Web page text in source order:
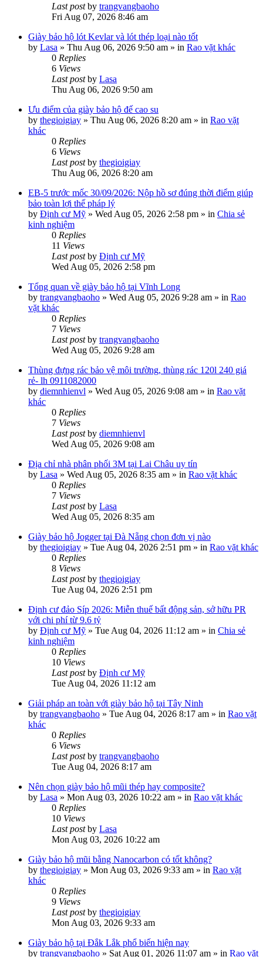
Last postby trangvangbaoho
Fri Aug 07, 2026 8:46 am
Giày bảo hộ lót Kevlar và lót thép loại nào tốt
by Lasa » Thu Aug 06, 2026 9:50 am » in Rao vặt khác
0 Replies
6 Views
Last postby Lasa
Thu Aug 06, 2026 9:50 am
Ưu điểm của giày bảo hộ đế cao su
by thegioigiay » Thu Aug 06, 2026 8:20 am » in Rao vặt
khác
0 Replies
6 Views
Last postby thegioigiay
Thu Aug 06, 2026 8:20 am
EB-5 trước mốc 30/09/2026: Nộp hồ sơ đúng thời điểm giúp
bảo toàn lợi thế pháp lý
by Định cư Mỹ » Wed Aug 05, 2026 2:58 pm » in Chia sẻ
kinh nghiệm
0 Replies
11 Views
Last postby Định cư Mỹ
Wed Aug 05, 2026 2:58 pm
Tổng quan về giày bảo hộ tại Vĩnh Long
by trangvangbaoho » Wed Aug 05, 2026 9:28 am » in Rao
vặt khác
0 Replies
7 Views
Last postby trangvangbaoho
Wed Aug 05, 2026 9:28 am
Thùng đựng rác bảo vệ môi trường, thùng rác 120l 240 giá
rẻ- lh 0911082000
by diemnhienvl » Wed Aug 05, 2026 9:08 am » in Rao vặt
khác
0 Replies
7 Views
Last postby diemnhienvl
Wed Aug 05, 2026 9:08 am
Địa chỉ nhà phân phối 3M tại Lai Châu uy tín
by Lasa » Wed Aug 05, 2026 8:35 am » in Rao vặt khác
0 Replies
7 Views
Last postby Lasa
Wed Aug 05, 2026 8:35 am
Giày bảo hộ Jogger tại Đà Nẵng chọn đơn vị nào
by thegioigiay » Tue Aug 04, 2026 2:51 pm » in Rao vặt khác
0 Replies
8 Views
Last postby thegioigiay
Tue Aug 04, 2026 2:51 pm
Định cư đảo Síp 2026: Miễn thuế bất động sản, sở hữu PR
với chi phí từ 9.6 tỷ
by Định cư Mỹ » Tue Aug 04, 2026 11:12 am » in Chia sẻ
kinh nghiệm
0 Replies
10 Views
Last postby Định cư Mỹ
Tue Aug 04, 2026 11:12 am
Giải pháp an toàn với giày bảo hộ tại Tây Ninh
by trangvangbaoho » Tue Aug 04, 2026 8:17 am » in Rao vặt
khác
0 Replies
6 Views
Last postby trangvangbaoho
Tue Aug 04, 2026 8:17 am
Nên chọn giày bảo hộ mũi thép hay composite?
by Lasa » Mon Aug 03, 2026 10:22 am » in Rao vặt khác
0 Replies
10 Views
Last postby Lasa
Mon Aug 03, 2026 10:22 am
Giày bảo hộ mũi bằng Nanocarbon có tốt không?
by thegioigiay » Mon Aug 03, 2026 9:33 am » in Rao vặt
khác
0 Replies
9 Views
Last postby thegioigiay
Mon Aug 03, 2026 9:33 am
Giày bảo hộ tại Đắk Lắk phổ biến hiện nay
by trangvangbaoho » Sat Aug 01, 2026 11:07 am » in Rao vặt